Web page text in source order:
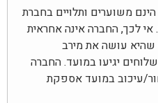
משוערים ותלויים בחברת
לכך, החברה אינה אחראית
עושה את מירב
יגיעו במועד. החברה
עיכוב במועד אספקת